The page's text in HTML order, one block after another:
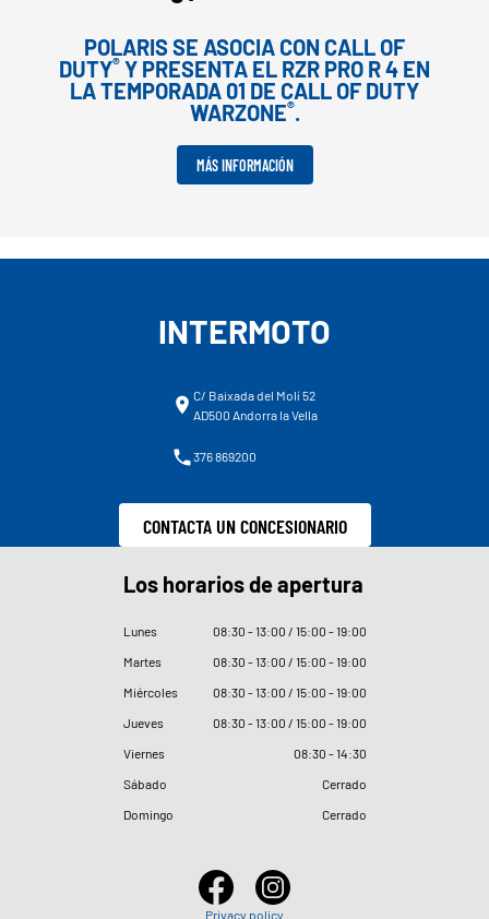
POLARIS SE ASOCIA CON CALL OF
DUTY® Y PRESENTA EL RZR PRO R 4 EN
LA TEMPORADA 01 DE CALL OF DUTY
WARZONE®.
MÁS INFORMACIÓN
INTERMOTO
C/ Baixada del Molí 52
AD500 Andorra la Vella
376 869200
CONTACTA UN CONCESIONARIO
Los horarios de apertura
Lunes 08:30 - 13:00 / 15:00 - 19:00
Martes
08:30 - 13:00 / 15:00 - 19:00
Miércoles
08:30 - 13:00 / 15:00 - 19:00
Jueves
08:30 - 13:00 / 15:00 - 19:00
Viernes
08:30 - 14:30
Sábado
Cerrado
Domingo
Cerrado
Privacy policy